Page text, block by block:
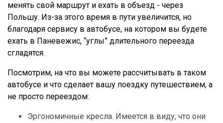
менять свой маршрут и ехать в объезд - через
Польшу. Из-за этого время в пути увеличится, но
благодаря сервису в автобусе, на котором вы будете
ехать в Паневежис, “углы” длительного переезда
сгладятся.
Посмотрим, на что вы можете рассчитывать в таком
автобусе и что сделает вашу поездку путешествием, а
не просто переездом:
Эргономичные кресла. Имеется в виду, что они